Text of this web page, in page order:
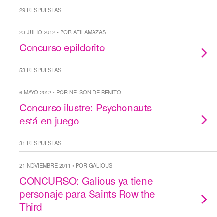
29 RESPUESTAS
23 JULIO 2012 • POR AFILAMAZAS
Concurso epildorito
53 RESPUESTAS
6 MAYO 2012 • POR NELSON DE BENITO
Concurso ilustre: Psychonauts
está en juego
31 RESPUESTAS
21 NOVIEMBRE 2011 • POR GALIOUS
CONCURSO: Galious ya tiene
personaje para Saints Row the
Third